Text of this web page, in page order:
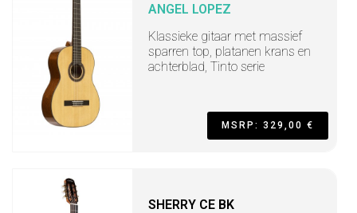
ANGEL LOPEZ
Klassieke gitaar met massief
sparren top, platanen krans en
achterblad, Tinto serie
MSRP: 329,00 €
SHERRY CE BK